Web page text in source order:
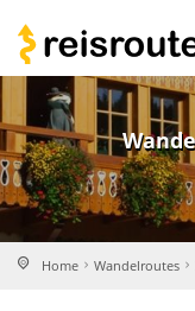
Home Wandelroutes